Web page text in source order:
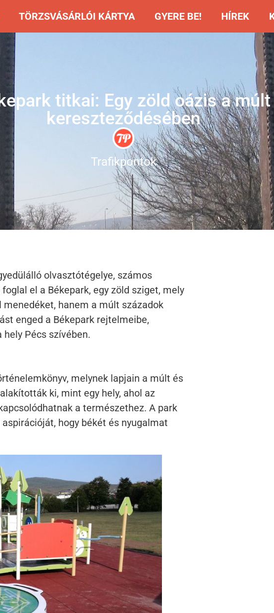
TÖRZSVÁSÁRLÓI KÁRTYA GYERE BE! HÍREK
titkai: Egy zöld oázis a
kereszteződésében
Trafikpontok
olvasztótégelye, számos
el a Békepark, egy zöld sziget, mely
hanem a múlt századok
enged a Békepark rejtelmeibe,
Pécs szívében.
melynek lapjain a múlt és
ki, mint egy hely, ahol az
a természethez. A park
hogy békét és nyugalmat